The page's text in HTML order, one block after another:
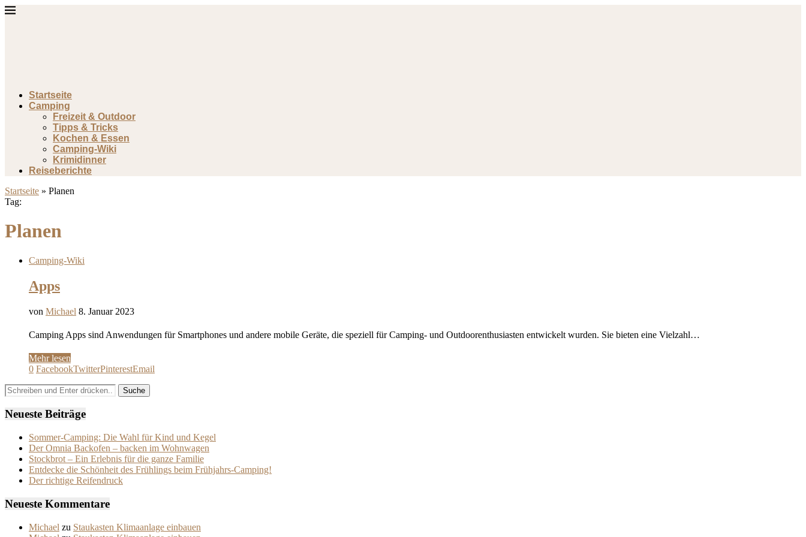
Startseite
Camping
Freizeit & Outdoor
Tipps & Tricks
Kochen & Essen
Camping-Wiki
Krimidinner
Reiseberichte
Startseite » Planen
Tag:
Planen
Camping-Wiki
Apps
von Michael 8. Januar 2023
Camping Apps sind Anwendungen für Smartphones und andere mobile Geräte, die speziell für Camping- und Outdoorenthusiasten entwickelt wurden. Sie bieten eine Vielzahl…
Mehr lesen
0 FacebookTwitterPinterestEmail
Neueste Beiträge
Sommer-Camping: Die Wahl für Kind und Kegel
Der Omnia Backofen – backen im Wohnwagen
Stockbrot – Ein Erlebnis für die ganze Familie
Entdecke die Schönheit des Frühlings beim Frühjahrs-Camping!
Der richtige Reifendruck
Neueste Kommentare
Michael zu Staukasten Klimaanlage einbauen